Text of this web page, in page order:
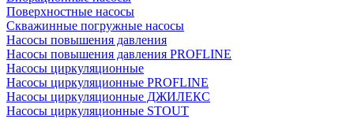
Поверхностные насосы
Скважинные погружные насосы
Насосы повышения давления
Насосы повышения давления PROFLINE
Насосы циркуляционные
Насосы циркуляционные PROFLINE
Насосы циркуляционные ДЖИЛЕКС
Насосы циркуляционные STOUT